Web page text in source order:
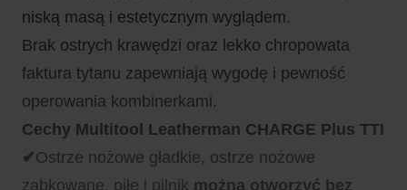
niską masą i estetycznym wyglądem.
Brak ostrych krawędzi oraz lekko chropowata
faktura tytanu zapewniają wygodę i pewność
operowania kombinerkami.
Cechy Multitool Leatherman CHARGE Plus TTI
✔Ostrze nożowe gładkie, ostrze nożowe
ząbkowane, piłę i pilnik można otworzyć bez